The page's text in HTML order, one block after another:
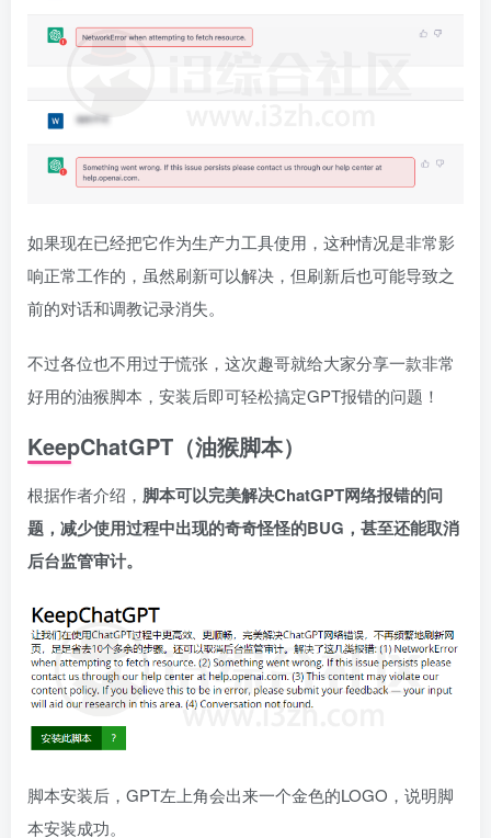
如果现在已经把它作为生产力工具使用，这种情况是非常影
响正常工作的，虽然刷新可以解决，但刷新后也可能导致之
前的对话和调教记录消失。
不过各位也不用过于慌张，这次趣哥就给大家分享一款非常
好用的油猴脚本，安装后即可轻松搞定GPT报错的问题！
KeepChatGPT（油猴脚本）
根据作者介绍， 脚本可以完美解决ChatGPT网络报错的问
题，减少使用过程中出现的奇奇怪怪的BUG，甚至还能取消
后台监管审计。
脚本安装后，GPT左上角会出来一个金色的LOGO，说明脚
本安装成功。